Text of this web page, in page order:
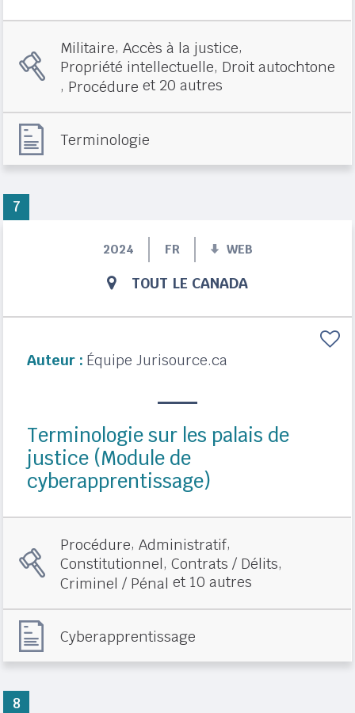
Militaire, Accès à la justice,
Propriété intellectuelle, Droit autochtone
, Procédure et 20 autres
Terminologie
2024 FR WEB
TOUT LE CANADA
Auteur : Équipe Jurisource.ca
Terminologie sur les palais de
justice (Module de
cyberapprentissage)
Procédure, Administratif,
Constitutionnel,Contrats / Délits,
Criminel / Pénal et 10 autres
Cyberapprentissage
7
8